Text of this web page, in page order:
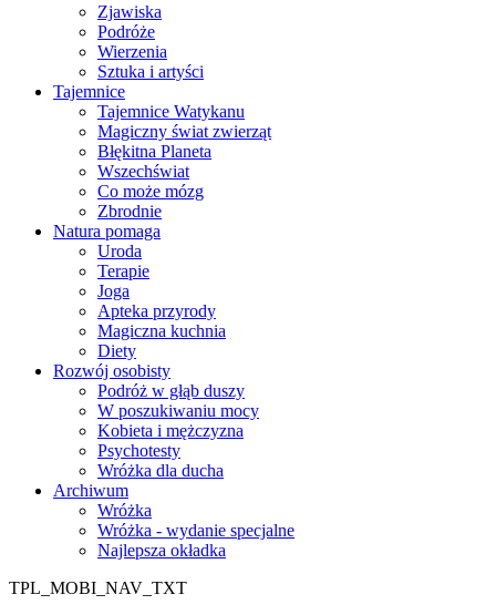
Zjawiska
Podróże
Wierzenia
Sztuka i artyści
Tajemnice
Tajemnice Watykanu
Magiczny świat zwierząt
Błękitna Planeta
Wszechświat
Co może mózg
Zbrodnie
Natura pomaga
Uroda
Terapie
Joga
Apteka przyrody
Magiczna kuchnia
Diety
Rozwój osobisty
Podróż w głąb duszy
W poszukiwaniu mocy
Kobieta i mężczyzna
Psychotesty
Wróżka dla ducha
Archiwum
Wróżka
Wróżka - wydanie specjalne
Najlepsza okładka
TPL_MOBI_NAV_TXT